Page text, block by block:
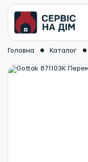
Головна Каталог